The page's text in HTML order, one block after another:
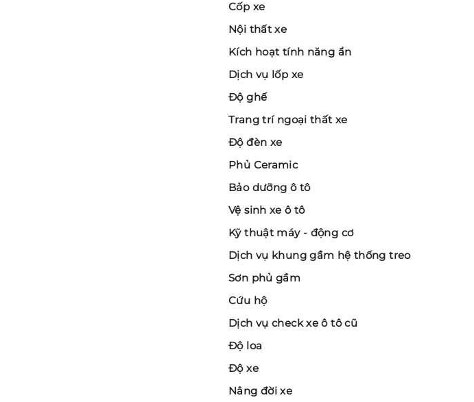
Cốp xe
Nội thất xe
Kích hoạt tính năng ẩn
Dịch vụ lốp xe
Độ ghế
Trang trí ngoại thất xe
Độ đèn xe
Phủ Ceramic
Bảo dưỡng ô tô
Vệ sinh xe ô tô
Kỹ thuật máy - động cơ
Dịch vụ khung gầm hệ thống treo
Sơn phủ gầm
Cứu hộ
Dịch vụ check xe ô tô cũ
Độ loa
Độ xe
Nâng đời xe